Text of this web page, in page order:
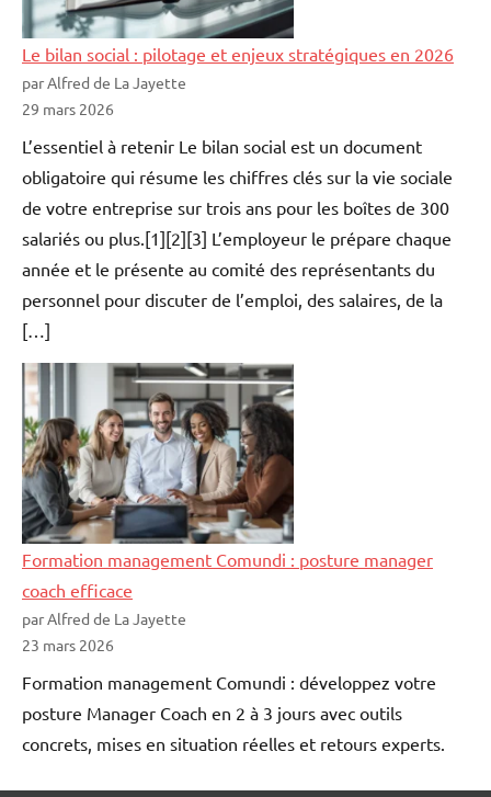
Le bilan social : pilotage et enjeux stratégiques en 2026
par Alfred de La Jayette
29 mars 2026
L’essentiel à retenir Le bilan social est un document
obligatoire qui résume les chiffres clés sur la vie sociale
de votre entreprise sur trois ans pour les boîtes de 300
salariés ou plus.[1][2][3] L’employeur le prépare chaque
année et le présente au comité des représentants du
personnel pour discuter de l’emploi, des salaires, de la
[…]
Formation management Comundi : posture manager
coach efficace
par Alfred de La Jayette
23 mars 2026
Formation management Comundi : développez votre
posture Manager Coach en 2 à 3 jours avec outils
concrets, mises en situation réelles et retours experts.